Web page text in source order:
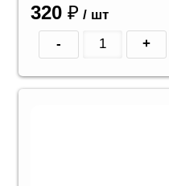
320 ₽ / шт
- +